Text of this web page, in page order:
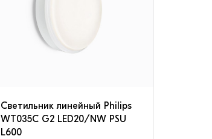
Светильник линейный Philips
WT035C G2 LED20/NW PSU
L600